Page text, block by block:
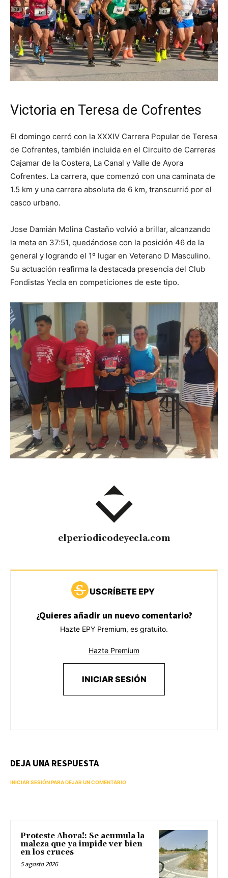
Victoria en Teresa de Cofrentes
El domingo cerró con la XXXIV Carrera Popular de Teresa
de Cofrentes, también incluida en el Circuito de Carreras
Cajamar de la Costera, La Canal y Valle de Ayora
Cofrentes. La carrera, que comenzó con una caminata de
1.5 km y una carrera absoluta de 6 km, transcurrió por el
casco urbano.
Jose Damián Molina Castaño volvió a brillar, alcanzando
la meta en 37:51, quedándose con la posición 46 de la
general y logrando el 1º lugar en Veterano D Masculino.
Su actuación reafirma la destacada presencia del Club
Fondistas Yecla en competiciones de este tipo.
elperiodicodeyecla.com
USCRÍBETE EPY
¿Quieres añadir un nuevo comentario?
Hazte EPY Premium, es gratuito.
Hazte Premium
INICIAR SESIÓN
DEJA UNA RESPUESTA
INICIAR SESIÓN PARA DEJAR UN COMENTARIO
Proteste Ahora!: Se acumula la
maleza que ya impide ver bien
en los cruces
5 agosto 2026